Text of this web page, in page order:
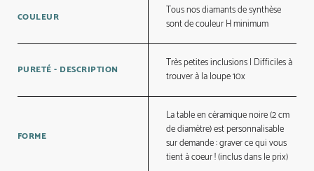
COULEUR
Tous nos diamants de synthèse
sont de couleur H minimum
PURETÉ - DESCRIPTION
Très petites inclusions | Difficiles à
trouver à la loupe 10x
FORME
La table en céramique noire (2 cm
de diamètre) est personnalisable
sur demande : graver ce qui vous
tient à coeur ! (inclus dans le prix)